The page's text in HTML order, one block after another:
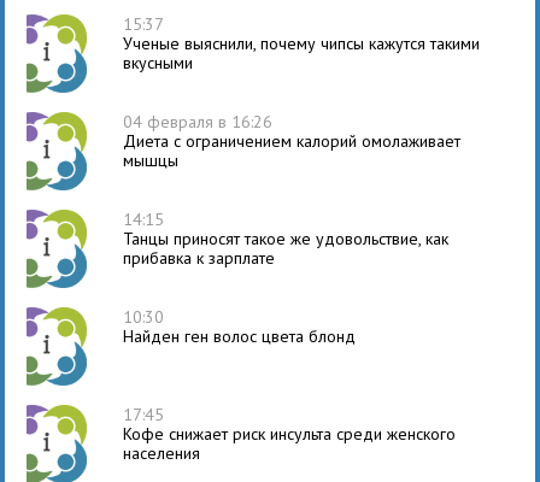
15:37
Ученые выяснили, почему чипсы кажутся такими
вкусными
04 февраля в 16:26
Диета с ограничением калорий омолаживает
мышцы
14:15
Танцы приносят такое же удовольствие, как
прибавка к зарплате
10:30
Найден ген волос цвета блонд
17:45
Кофе снижает риск инсульта среди женского
населения